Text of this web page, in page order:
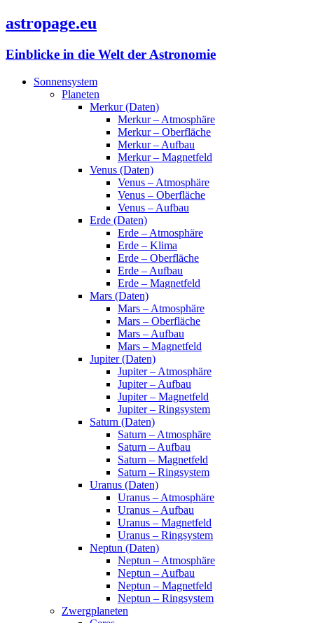
astropage.eu
Einblicke in die Welt der Astronomie
Sonnensystem
Planeten
Merkur (Daten)
Merkur – Atmosphäre
Merkur – Oberfläche
Merkur – Aufbau
Merkur – Magnetfeld
Venus (Daten)
Venus – Atmosphäre
Venus – Oberfläche
Venus – Aufbau
Erde (Daten)
Erde – Atmosphäre
Erde – Klima
Erde – Oberfläche
Erde – Aufbau
Erde – Magnetfeld
Mars (Daten)
Mars – Atmosphäre
Mars – Oberfläche
Mars – Aufbau
Mars – Magnetfeld
Jupiter (Daten)
Jupiter – Atmosphäre
Jupiter – Aufbau
Jupiter – Magnetfeld
Jupiter – Ringsystem
Saturn (Daten)
Saturn – Atmosphäre
Saturn – Aufbau
Saturn – Magnetfeld
Saturn – Ringsystem
Uranus (Daten)
Uranus – Atmosphäre
Uranus – Aufbau
Uranus – Magnetfeld
Uranus – Ringsystem
Neptun (Daten)
Neptun – Atmosphäre
Neptun – Aufbau
Neptun – Magnetfeld
Neptun – Ringsystem
Zwergplaneten